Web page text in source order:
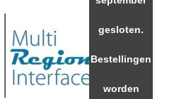
gesloten.
Bestellingen
worden